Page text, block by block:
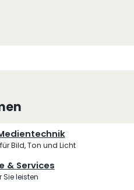
Bild, Ton und Licht
& Services
Sie leisten